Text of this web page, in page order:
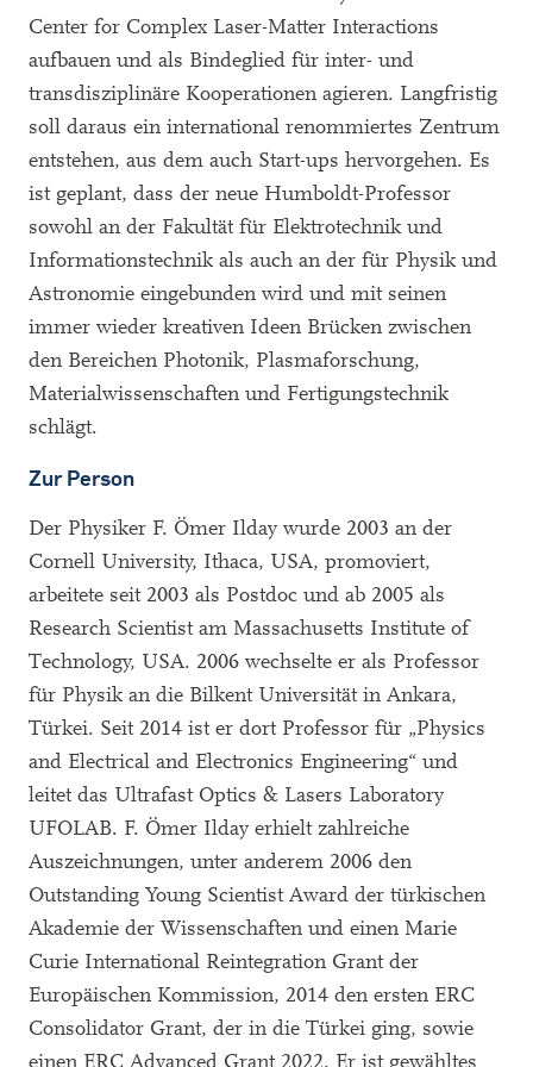
Center for Complex Laser-Matter Interactions
aufbauen und als Bindeglied für inter- und
transdisziplinäre Kooperationen agieren. Langfristig
soll daraus ein international renommiertes Zentrum
entstehen, aus dem auch Start-ups hervorgehen. Es
ist geplant, dass der neue Humboldt-Professor
sowohl an der Fakultät für Elektrotechnik und
Informationstechnik als auch an der für Physik und
Astronomie eingebunden wird und mit seinen
immer wieder kreativen Ideen Brücken zwischen
den Bereichen Photonik, Plasmaforschung,
Materialwissenschaften und Fertigungstechnik
schlägt.
Zur Person
Der Physiker F. Ömer Ilday wurde 2003 an der
Cornell University, Ithaca, USA, promoviert,
arbeitete seit 2003 als Postdoc und ab 2005 als
Research Scientist am Massachusetts Institute of
Technology, USA. 2006 wechselte er als Professor
für Physik an die Bilkent Universität in Ankara,
Türkei. Seit 2014 ist er dort Professor für „Physics
and Electrical and Electronics Engineering“ und
leitet das Ultrafast Optics & Lasers Laboratory
UFOLAB. F. Ömer Ilday erhielt zahlreiche
Auszeichnungen, unter anderem 2006 den
Outstanding Young Scientist Award der türkischen
Akademie der Wissenschaften und einen Marie
Curie International Reintegration Grant der
Europäischen Kommission, 2014 den ersten ERC
Consolidator Grant, der in die Türkei ging, sowie
einen ERC Advanced Grant 2022. Er ist gewähltes